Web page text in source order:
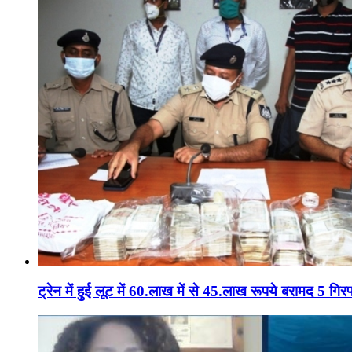
ट्रेन में हुई लूट में 60.लाख में से 45.लाख रूपये बरामद 5